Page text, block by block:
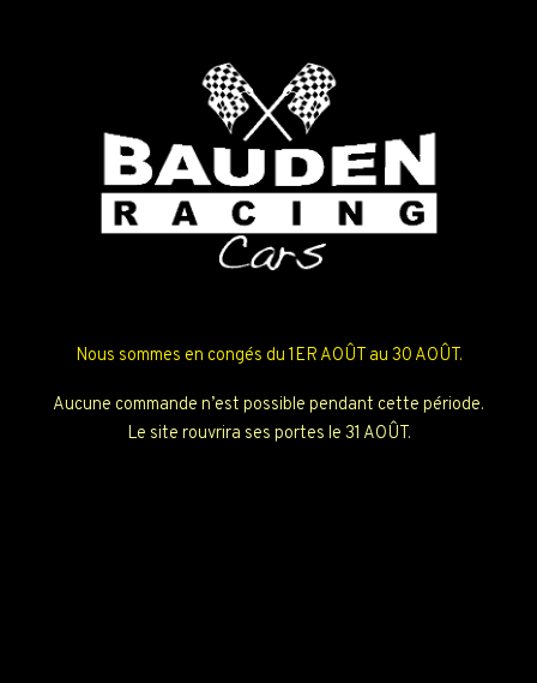
Nous sommes en congés du 1ER AOÛT au 30 AOÛT.
Aucune commande n’est possible pendant cette période.
Le site rouvrira ses portes le 31 AOÛT.